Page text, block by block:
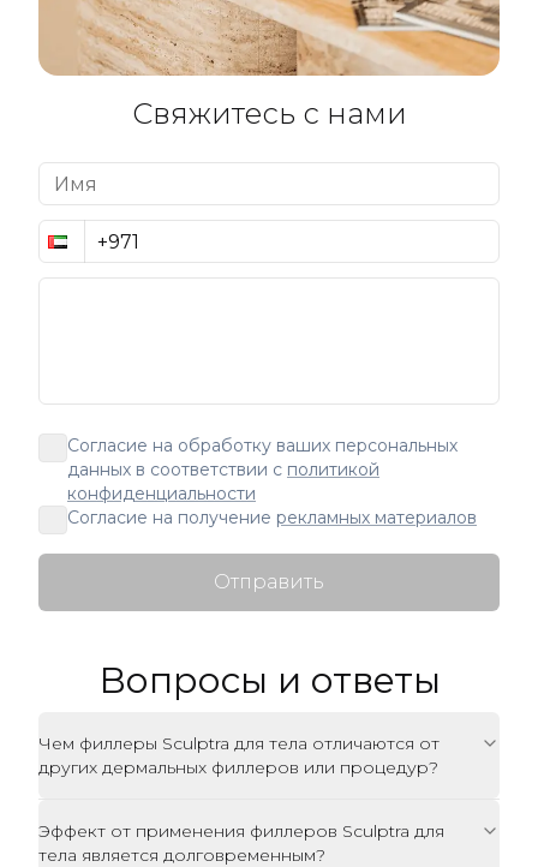
Свяжитесь с нами
Согласие на обработку ваших персональных
данных в соответствии с политикой
конфиденциальности
Согласие на получение рекламных материалов
Отправить
Вопросы и ответы
Чем филлеры Sculptra для тела отличаются от
других дермальных филлеров или процедур?
Эффект от применения филлеров Sculptra для
тела является долговременным?